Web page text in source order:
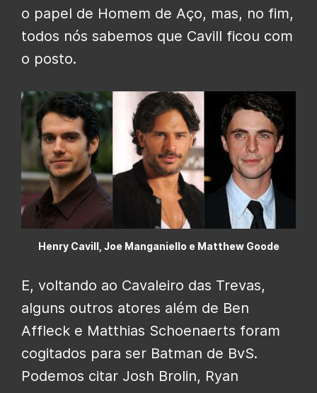
o papel de Homem de Aço, mas, no fim,
todos nós sabemos que Cavill ficou com
o posto.
Henry Cavill, Joe Manganiello e Matthew Goode
E, voltando ao Cavaleiro das Trevas,
alguns outros atores além de Ben
Affleck e Matthias Schoenaerts foram
cogitados para ser Batman de BvS.
Podemos citar Josh Brolin, Ryan